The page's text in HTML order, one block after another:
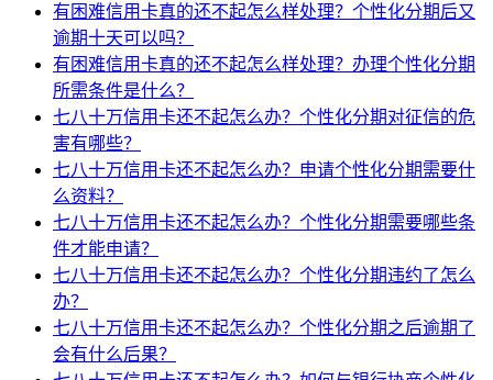
有困难信用卡真的还不起怎么样处理？个性化分期后又
逾期十天可以吗？
有困难信用卡真的还不起怎么样处理？办理个性化分期
所需条件是什么？
七八十万信用卡还不起怎么办？个性化分期对征信的危
害有哪些？
七八十万信用卡还不起怎么办？申请个性化分期需要什
么资料？
七八十万信用卡还不起怎么办？个性化分期需要哪些条
件才能申请？
七八十万信用卡还不起怎么办？个性化分期违约了怎么
办？
七八十万信用卡还不起怎么办？个性化分期之后逾期了
会有什么后果？